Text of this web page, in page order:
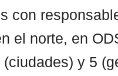
con
el norte, en
y 5